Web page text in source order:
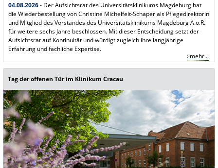
04.08.2026- Der Aufsichtsrat des Universitätsklinikums Magdeburg hat
die Wiederbestellung von Christine Michelfeit-Schaper als Pflegedirektorin
und Mitglied des Vorstandes des Universitätsklinikums Magdeburg A.ö.R.
für weitere sechs Jahre beschlossen. Mit dieser Entscheidung setzt der
Aufsichtsrat auf Kontinuität und würdigt zugleich ihre langjährige
Erfahrung und fachliche Expertise.
mehr...
Tag der offenen Tür im Klinikum Cracau